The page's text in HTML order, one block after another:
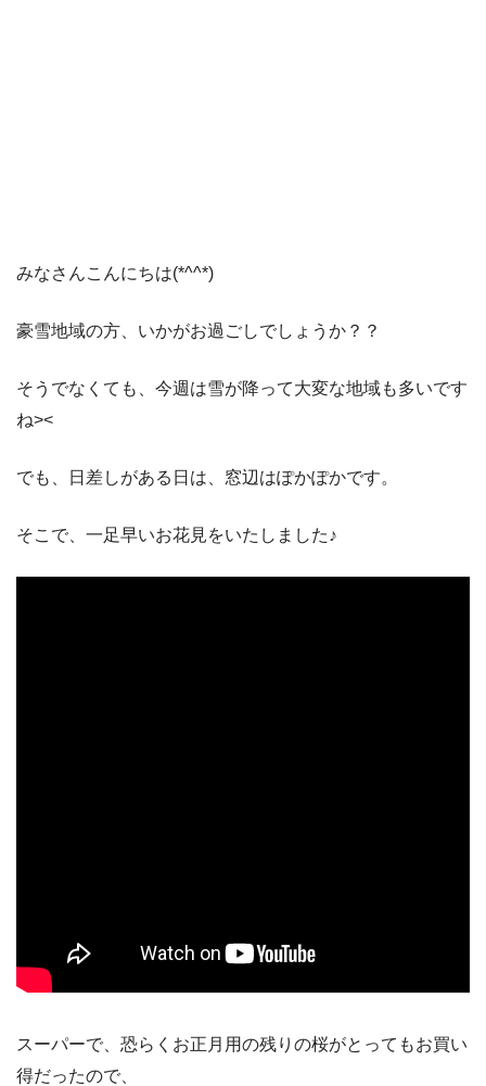
みなさんこんにちは(*^^*)
豪雪地域の方、いかがお過ごしでしょうか？？
そうでなくても、今週は雪が降って大変な地域も多いです
ね><
でも、日差しがある日は、窓辺はぽかぽかです。
そこで、一足早いお花見をいたしました♪
スーパーで、恐らくお正月用の残りの桜がとってもお買い
得だったので、